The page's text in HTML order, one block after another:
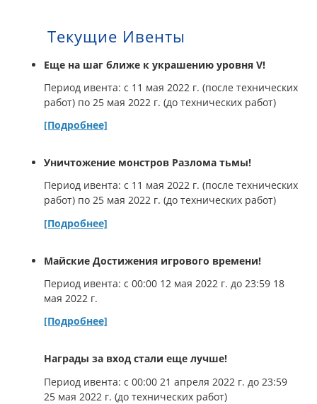
Текущие Ивенты
Еще на шаг ближе к украшению уровня V!
Период ивента: с 11 мая 2022 г. (после технических
работ) по 25 мая 2022 г. (до технических работ)
[Подробнее]
Уничтожение монстров Разлома тьмы!
Период ивента: с 11 мая 2022 г. (после технических
работ) по 25 мая 2022 г. (до технических работ)
[Подробнее]
Майские Достижения игрового времени!
Период ивента: с 00:00 12 мая 2022 г. до 23:59 18
мая 2022 г.
[Подробнее]
Награды за вход стали еще лучше!
Период ивента: с 00:00 21 апреля 2022 г. до 23:59
25 мая 2022 г. (до технических работ)